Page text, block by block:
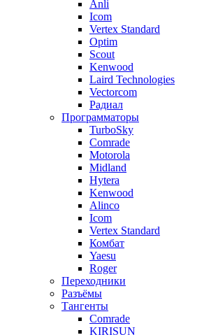
Anli
Icom
Vertex Standard
Optim
Scout
Kenwood
Laird Technologies
Vectorcom
Радиал
Программаторы
TurboSky
Comrade
Motorola
Midland
Hytera
Kenwood
Alinco
Icom
Vertex Standard
Комбат
Yaesu
Roger
Переходники
Разъёмы
Тангенты
Comrade
KIRISUN